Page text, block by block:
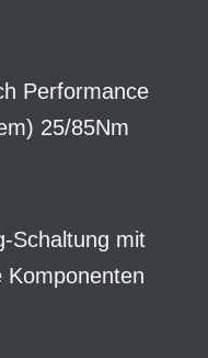
Performance
25/85Nm
Schaltung mit
Komponenten